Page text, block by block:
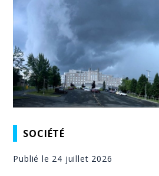
SOCIÉTÉ
Publié le 24 juillet 2026